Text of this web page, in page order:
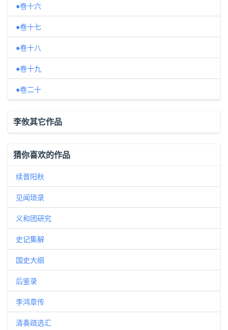
●卷十六
●卷十七
●卷十八
●卷十九
●卷二十
李攸其它作品
猜你喜欢的作品
续晋阳秋
见闻琐录
义和团研究
史记集解
国史大纲
后鉴录
李鸿章传
清奏疏选汇